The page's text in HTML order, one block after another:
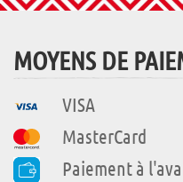
MOYENS DE
VISA
MasterCard
Paiement à